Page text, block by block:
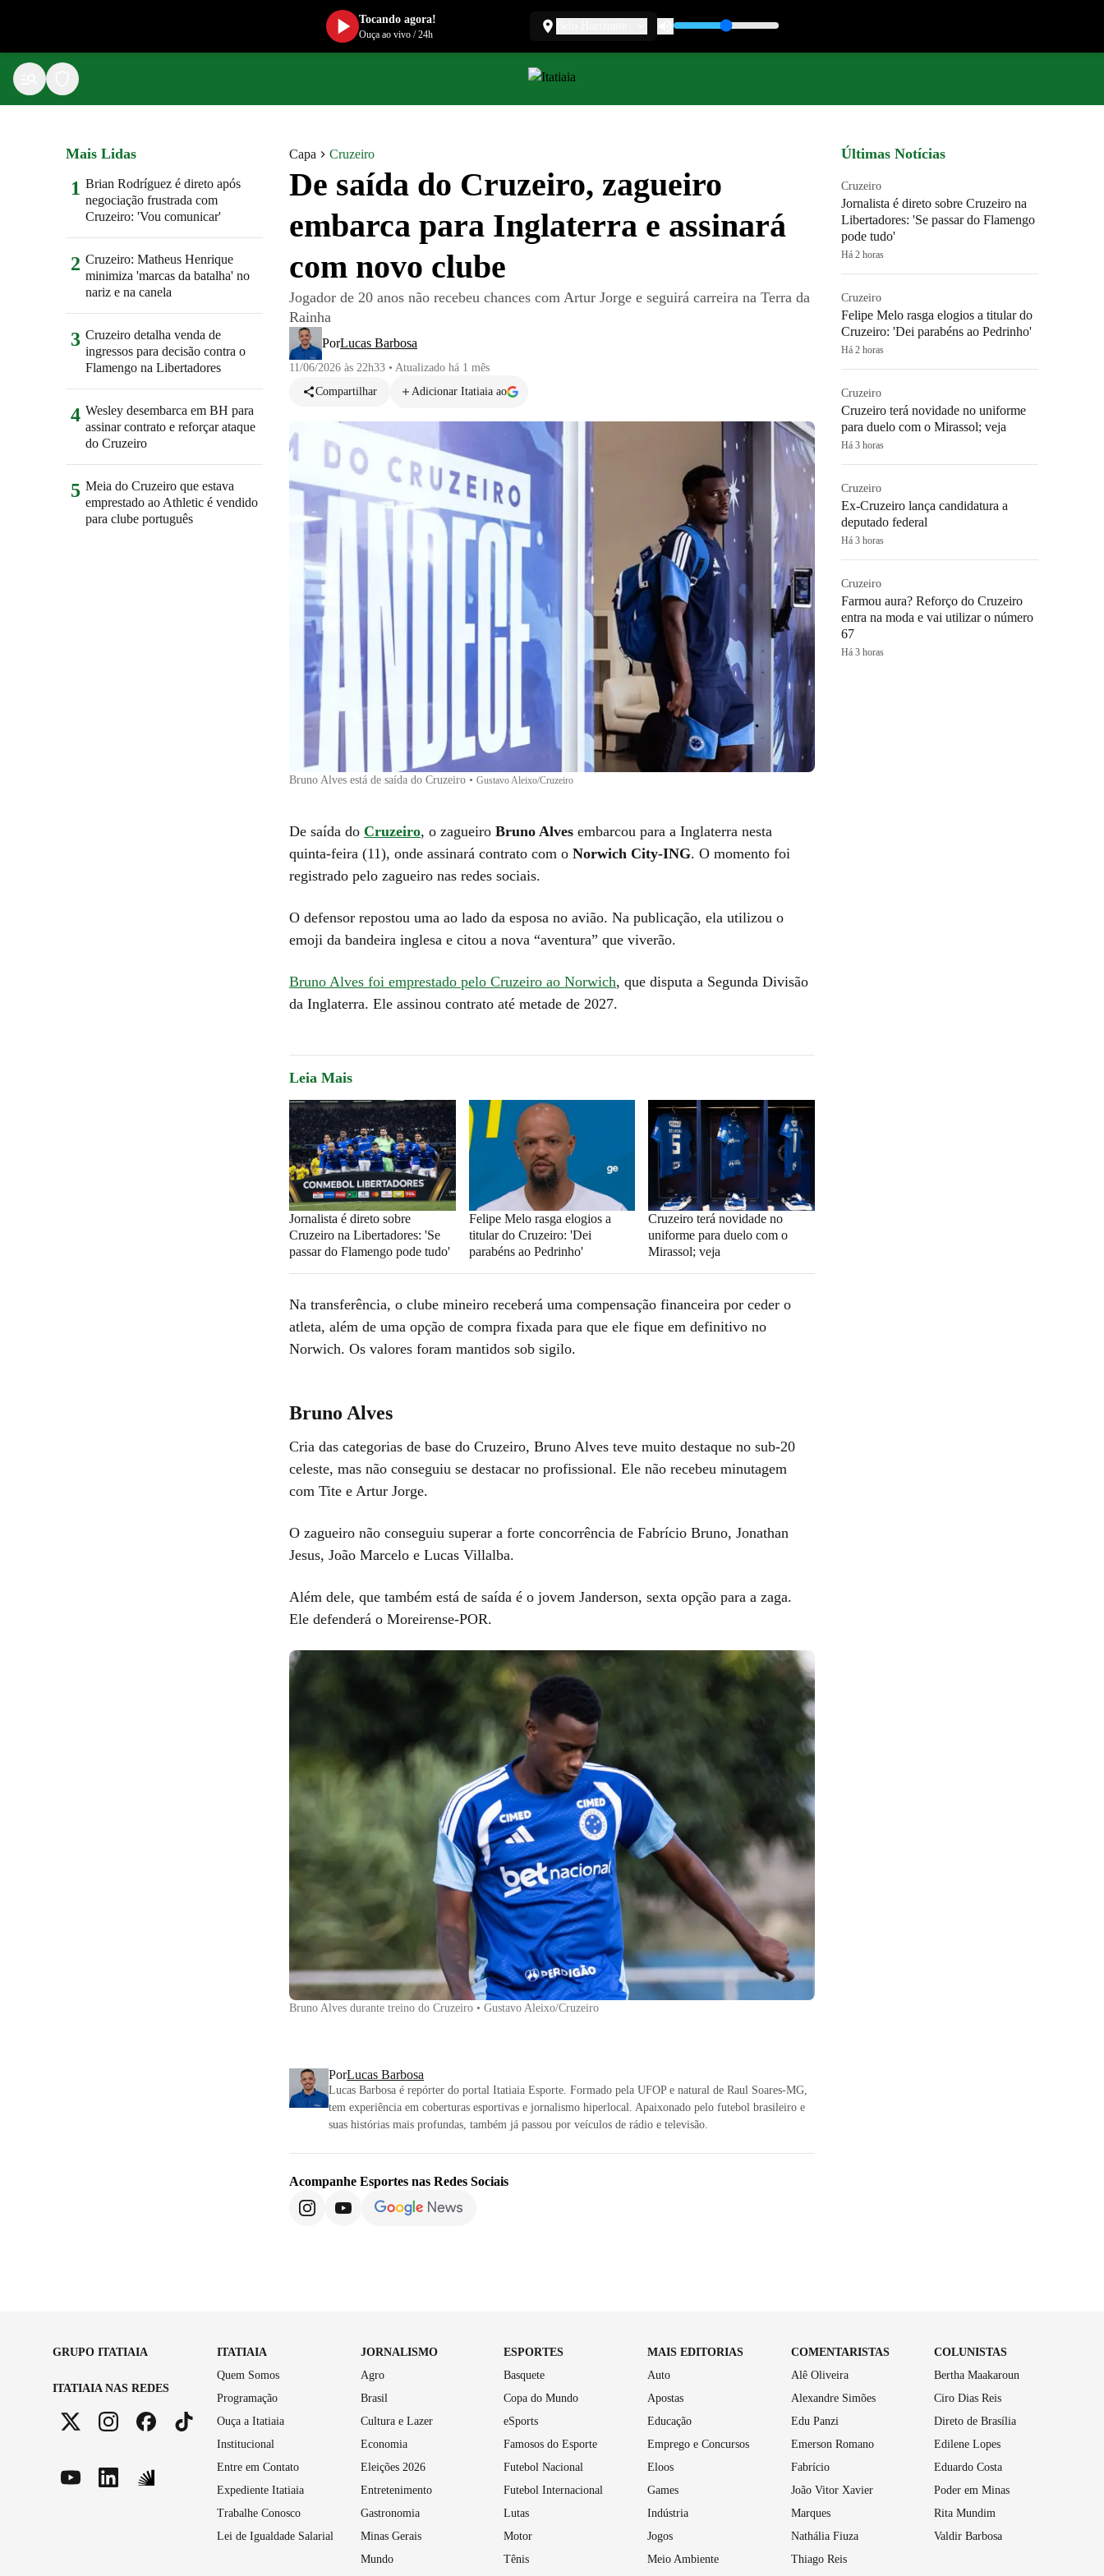
Capa Cruzeiro
De saída do Cruzeiro, zagueiro
embarca para Inglaterra e assinará
com novo clube
Jogador de 20 anos não recebeu chances com Artur Jorge e seguirá carreira na Terra da
Rainha
PorLucas Barbosa
11/06/2026 às 22h33 • Atualizado há 1 mês
Compartilhar
Adicionar Itatiaia ao
Bruno Alves está de saída do Cruzeiro • Gustavo Aleixo/Cruzeiro
De saída do Cruzeiro, o zagueiro Bruno Alves embarcou para a Inglaterra nesta
quinta-feira (11), onde assinará contrato com o Norwich City-ING. O momento foi
registrado pelo zagueiro nas redes sociais.
O defensor repostou uma ao lado da esposa no avião. Na publicação, ela utilizou o
emoji da bandeira inglesa e citou a nova “aventura” que viverão.
Bruno Alves foi emprestado pelo Cruzeiro ao Norwich, que disputa a Segunda Divisão
da Inglaterra. Ele assinou contrato até metade de 2027.
Leia Mais
Jornalista é direto sobre
Cruzeiro na Libertadores: 'Se
passar do Flamengo pode tudo'
Felipe Melo rasga elogios a
titular do Cruzeiro: 'Dei
parabéns ao Pedrinho'
Cruzeiro terá novidade no
uniforme para duelo com o
Mirassol; veja
Na transferência, o clube mineiro receberá uma compensação financeira por ceder o
atleta, além de uma opção de compra fixada para que ele fique em definitivo no
Norwich. Os valores foram mantidos sob sigilo.
Bruno Alves
Cria das categorias de base do Cruzeiro, Bruno Alves teve muito destaque no sub-20
celeste, mas não conseguiu se destacar no profissional. Ele não recebeu minutagem
com Tite e Artur Jorge.
O zagueiro não conseguiu superar a forte concorrência de Fabrício Bruno, Jonathan
Jesus, João Marcelo e Lucas Villalba.
Além dele, que também está de saída é o jovem Janderson, sexta opção para a zaga.
Ele defenderá o Moreirense-POR.
Bruno Alves durante treino do Cruzeiro • Gustavo Aleixo/Cruzeiro
PorLucas Barbosa
Lucas Barbosa é repórter do portal Itatiaia Esporte. Formado pela UFOP e natural de Raul Soares-MG,
tem experiência em coberturas esportivas e jornalismo hiperlocal. Apaixonado pelo futebol brasileiro e
suas histórias mais profundas, também já passou por veículos de rádio e televisão.
Acompanhe Esportes nas Redes Sociais
Mais Lidas
1 Brian Rodríguez é direto após
negociação frustrada com
Cruzeiro: 'Vou comunicar'
2 Cruzeiro: Matheus Henrique
minimiza 'marcas da batalha' no
nariz e na canela
3 Cruzeiro detalha venda de
ingressos para decisão contra o
Flamengo na Libertadores
4 Wesley desembarca em BH para
assinar contrato e reforçar ataque
do Cruzeiro
5 Meia do Cruzeiro que estava
emprestado ao Athletic é vendido
para clube português
Últimas Notícias
Cruzeiro
Jornalista é direto sobre Cruzeiro na
Libertadores: 'Se passar do Flamengo
pode tudo'
Há 2 horas
Cruzeiro
Felipe Melo rasga elogios a titular do
Cruzeiro: 'Dei parabéns ao Pedrinho'
Há 2 horas
Cruzeiro
Cruzeiro terá novidade no uniforme
para duelo com o Mirassol; veja
Há 3 horas
Cruzeiro
Ex-Cruzeiro lança candidatura a
deputado federal
Há 3 horas
Cruzeiro
Farmou aura? Reforço do Cruzeiro
entra na moda e vai utilizar o número
67
Há 3 horas
GRUPO ITATIAIA
ITATIAIA NAS REDES
ITATIAIA
Quem Somos
Programação
Ouça a Itatiaia
Institucional
Entre em Contato
Expediente Itatiaia
Trabalhe Conosco
Lei de Igualdade Salarial
JORNALISMO
Agro
Brasil
Cultura e Lazer
Economia
Eleições 2026
Entretenimento
Gastronomia
Minas Gerais
Mundo
ESPORTES
Basquete
Copa do Mundo
eSports
Famosos do Esporte
Futebol Nacional
Futebol Internacional
Lutas
Motor
Tênis
MAIS EDITORIAS
Auto
Apostas
Educação
Emprego e Concursos
Eloos
Games
Indústria
Jogos
Meio Ambiente
COMENTARISTAS
Alê Oliveira
Alexandre Simões
Edu Panzi
Emerson Romano
Fabrício
João Vitor Xavier
Marques
Nathália Fiuza
Thiago Reis
COLUNISTAS
Bertha Maakaroun
Ciro Dias Reis
Direto de Brasília
Edilene Lopes
Eduardo Costa
Poder em Minas
Rita Mundim
Valdir Barbosa
Tocando agora!
Ouça ao vivo/24h